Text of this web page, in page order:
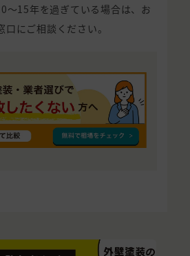
〜15年を過ぎている場合は、お
にご相談ください。